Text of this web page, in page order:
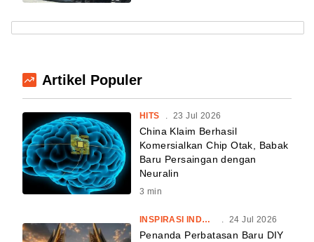
Artikel Populer
HITS 23 Jul 2026
China Klaim Berhasil
Komersialkan Chip Otak, Babak
Baru Persaingan dengan
Neuralin
3 min
INSPIRASI INDONESIA 24 Jul 2026
Penanda Perbatasan Baru DIY